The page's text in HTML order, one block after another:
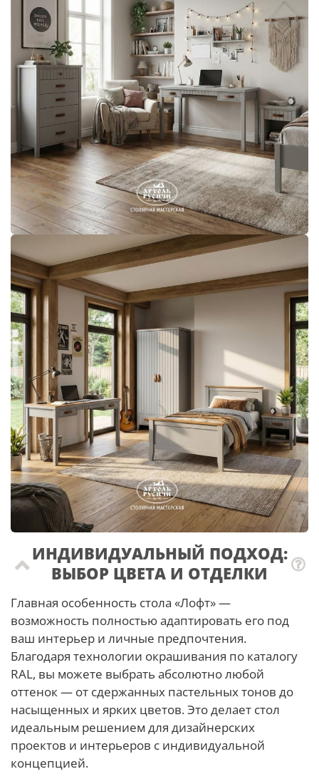
ИНДИВИДУАЛЬНЫЙ ПОДХОД:
ВЫБОР ЦВЕТА И ОТДЕЛКИ
Главная особенность стола «Лофт» —
возможность полностью адаптировать его под
ваш интерьер и личные предпочтения.
Благодаря технологии окрашивания по каталогу
RAL, вы можете выбрать абсолютно любой
оттенок — от сдержанных пастельных тонов до
насыщенных и ярких цветов. Это делает стол
идеальным решением для дизайнерских
проектов и интерьеров с индивидуальной
концепцией.